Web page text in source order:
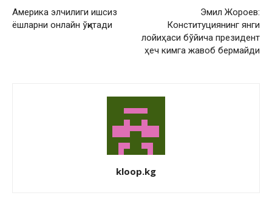
Америка элчилиги ишсиз
ёшларни онлайн ўқитади
Эмил Жороев:
Конституциянинг янги
лойиҳаси бўйича президент
ҳеч кимга жавоб бермайди
kloop.kg